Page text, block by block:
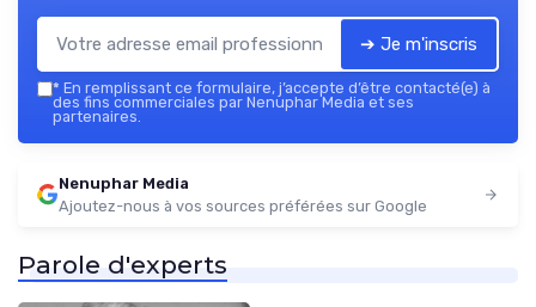
➔ Je m'inscris
* En remplissant ce formulaire, j’accepte d’être contacté(e) à
des fins commerciales par Nenuphar Media et ses
partenaires.
Nenuphar Media
Ajoutez-nous à vos sources préférées sur Google
Parole d'experts